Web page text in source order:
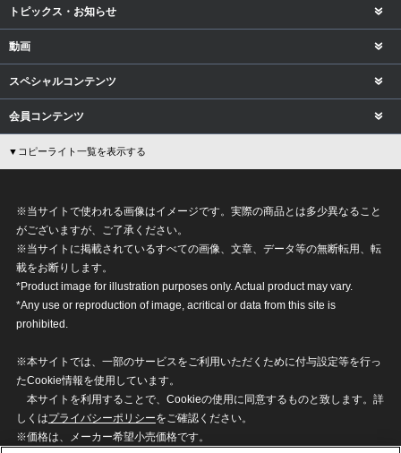
トピックス・お知らせ
動画
スペシャルコンテンツ
会員コンテンツ
▼コピーライト一覧を表示する
※当サイトで使われる画像はイメージです。実際の商品とは多少異なること
がございますが、ご了承ください。
※当サイトに掲載されているすべての画像、文章、データ等の無断転用、転
載をお断りします。
*Product image for illustration purposes only. Actual product may vary.
*Any use or reproduction of image, acritical or data from this site is
prohibited.
※本サイトでは、一部のサービスをご利用いただくために付与設定等を行っ
たCookie情報を使用しています。
本サイトを利用することで、Cookieの使用に同意するものと致します。詳
しくはプライバシーポリシーをご確認ください。
※価格は、メーカー希望小売価格です。